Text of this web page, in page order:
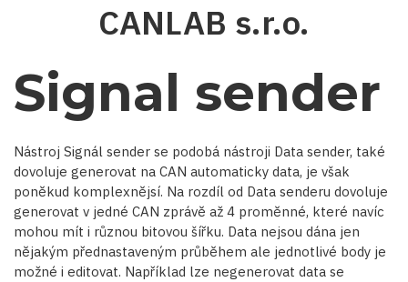
obsahu
CANLAB s.r.o.
Signal sender
Nástroj Signál sender se podobá nástroji Data sender, také
dovoluje generovat na CAN automaticky data, je však
poněkud komplexnějsí. Na rozdíl od Data senderu dovoluje
generovat v jedné CAN zprávě až 4 proměnné, které navíc
mohou mít i různou bitovou šířku. Data nejsou dána jen
nějakým přednastaveným průběhem ale jednotlivé body je
možné i editovat. Například lze negenerovat data se